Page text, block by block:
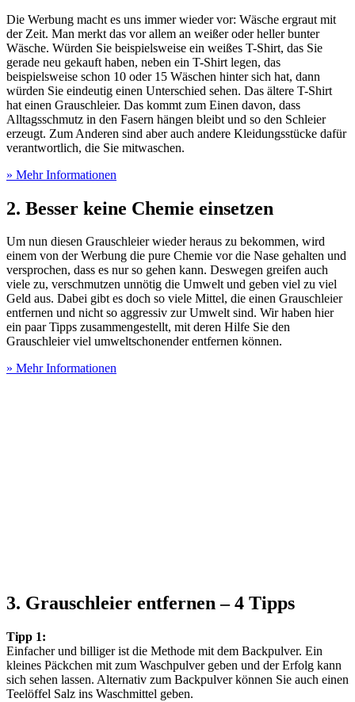
Die Werbung macht es uns immer wieder vor: Wäsche ergraut mit
der Zeit. Man merkt das vor allem an weißer oder heller bunter
Wäsche. Würden Sie beispielsweise ein weißes T-Shirt, das Sie
gerade neu gekauft haben, neben ein T-Shirt legen, das
beispielsweise schon 10 oder 15 Wäschen hinter sich hat, dann
würden Sie eindeutig einen Unterschied sehen. Das ältere T-Shirt
hat einen Grauschleier. Das kommt zum Einen davon, dass
Alltagsschmutz in den Fasern hängen bleibt und so den Schleier
erzeugt. Zum Anderen sind aber auch andere Kleidungsstücke dafür
verantwortlich, die Sie mitwaschen.
» Mehr Informationen
2. Besser keine Chemie einsetzen
Um nun diesen Grauschleier wieder heraus zu bekommen, wird
einem von der Werbung die pure Chemie vor die Nase gehalten und
versprochen, dass es nur so gehen kann. Deswegen greifen auch
viele zu, verschmutzen unnötig die Umwelt und geben viel zu viel
Geld aus. Dabei gibt es doch so viele Mittel, die einen Grauschleier
entfernen und nicht so aggressiv zur Umwelt sind. Wir haben hier
ein paar Tipps zusammengestellt, mit deren Hilfe Sie den
Grauschleier viel umweltschonender entfernen können.
» Mehr Informationen
3. Grauschleier entfernen – 4 Tipps
Tipp 1:
Einfacher und billiger ist die Methode mit dem Backpulver. Ein
kleines Päckchen mit zum Waschpulver geben und der Erfolg kann
sich sehen lassen. Alternativ zum Backpulver können Sie auch einen
Teelöffel Salz ins Waschmittel geben.